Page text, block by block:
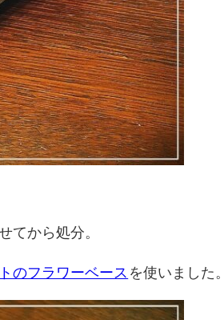
てから処分。
のフラワーベース を使いました。